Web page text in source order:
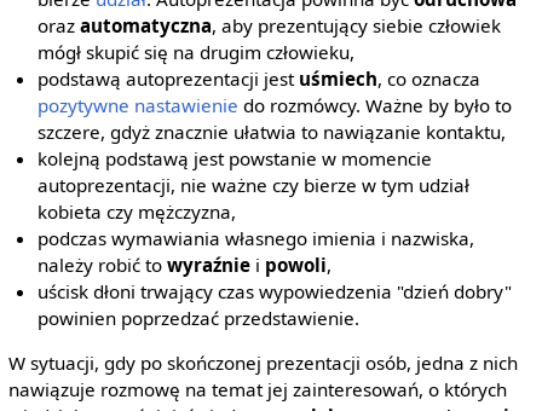
orazautomatyczna, aby prezentujący siebie człowiek
mógł skupić się na drugim człowieku,
podstawą autoprezentacji jest uśmiech, co oznacza
pozytywne nastawienie do rozmówcy. Ważne by było to
szczere, gdyż znacznie ułatwia to nawiązanie kontaktu,
kolejną podstawą jest powstanie w momencie
autoprezentacji, nie ważne czy bierze w tym udział
kobieta czy mężczyzna,
podczas wymawiania własnego imienia i nazwiska,
należy robić towyraźnie i powoli,
uścisk dłoni trwający czas wypowiedzenia "dzień dobry"
powinien poprzedzać przedstawienie.
W sytuacji, gdy po skończonej prezentacji osób, jedna z nich
nawiązuje rozmowę na temat jej zainteresowań, o których